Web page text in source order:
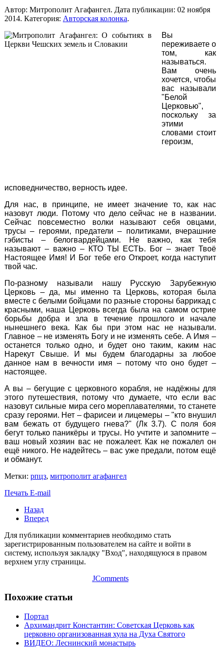
Автор: Митрополит Агафангел. Дата публикации: 02 ноября
2014. Категория: Авторская колонка.
Вы
переживаете о
том, как
называться.
Вам очень
хочется, чтобы
вас называли
"Белой
Церковью",
поскольку за
этими
словами стоит
героизм,
исповедничество, верность идее.
Для нас, в принципе, не имеет значение то, как нас
назовут люди. Потому что дело сейчас не в названии.
Сейчас повсеместно волки называют себя овцами,
трусы – героями, предатели – политиками, вчерашние
гэбисты – белогвардейцами. Не важно, как тебя
называют – важно – КТО ТЫ ЕСТЬ. Бог – знает Твоё
Настоящее Имя! И Бог тебе его Откроет, когда наступит
твой час.
По-разному называли нашу Русскую Зарубежную
Церковь – да, мы именно та Церковь, которая была
вместе с белыми бойцами по разные стороны баррикад с
красными, наша Церковь всегда была на самом острие
борьбы добра и зла в течение прошлого и начале
нынешнего века. Как бы при этом нас не называли.
Главное – не изменять Богу и не изменять себе. А Имя –
останется только одно, и будет оно таким, каким нас
Нарекут Свыше. И мы будем благодарны за любое
данное нам в вечности имя – потому что оно будет –
настоящее.
А вы – бегущие с церковного корабля, не надёжны для
этого путешествия, потому что думаете, что если вас
назовут сильные мира сего мореплавателями, то станете
сразу героями. Нет – фарисеи и лицемеры – "кто внушил
вам бежать от будущего гнева?" (Лк 3.7). С поля боя
бегут только паникёры и трусы. Но учтите и запомните –
ваш новый хозяин вас не пожалеет. Как не пожалел он
ещё никого. Не надейтесь – вас уже предали, потом ещё
и обманут.
Метки: рпцз, митрополит агафангел
Печать E-mail
Назад
Вперед
Для публикации комментариев необходимо стать
зарегистрированным пользователем на сайте и войти в
систему, используя закладку "Вход", находящуюся в правом
верхнем углу страницы.
JComments
Похожие статьи
Портал
Архимандрит Константин: Советская Церковь как
церковно организованная хула на Духа Святого
ВИДЕО: Леснинский монастырь